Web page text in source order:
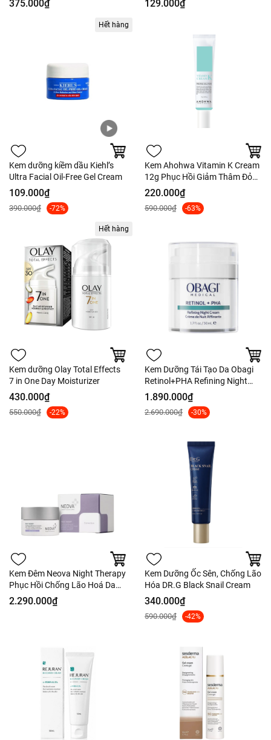
375.000₫ 129.000₫
Hết hàng
Kem dưỡng kiềm dầu Kiehl’s
Ultra Facial Oil‑Free Gel Cream
109.000₫
390.000₫ -72%
Kem Ahohwa Vitamin K Cream
12g Phục Hồi Giảm Thâm Đỏ
Da - Nobox - Hàng Công Ty
220.000₫
590.000₫ -63%
Hết hàng
Kem dưỡng Olay Total Effects
7 in One Day Moisturizer
430.000₫
550.000₫ -22%
Kem Dưỡng Tái Tạo Da Obagi
Retinol+PHA Refining Night
Cream 50ml - Fullbox Công Ty
1.890.000₫
2.690.000₫ -30%
Kem Đêm Neova Night Therapy
Phục Hồi Chống Lão Hoá Da
50ml - Fullbox - Hàng Công ty
2.290.000₫
Kem Dưỡng Ốc Sên, Chống Lão
Hóa DR.G Black Snail Cream
340.000₫
590.000₫ -42%